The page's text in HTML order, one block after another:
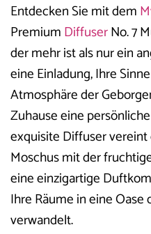
Entdecken Sie mit dem
PremiumDiffuserNo. 7
der mehr ist als nur ein
eine Einladung, Ihre
Atmosphäre der
Zuhause eine
exquisite Diffuser
Moschus mit der
eine einzigartige
Ihre Räume in eine Oase
verwandelt.